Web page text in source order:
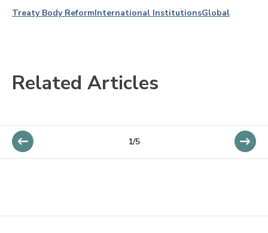
Treaty Body ReformInternational InstitutionsGlobal
Related Articles
1/5